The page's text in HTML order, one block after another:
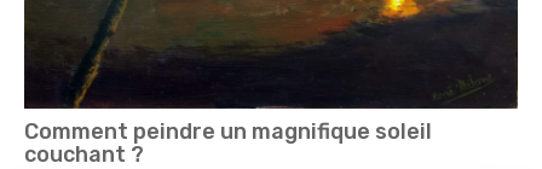
Comment peindre un magnifique soleil
couchant ?